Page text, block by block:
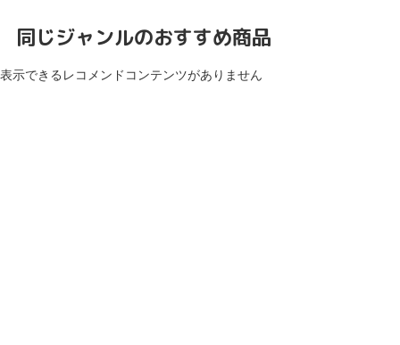
同じジャンルのおすすめ商品
表示できるレコメンドコンテンツがありません